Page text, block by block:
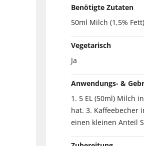
Benötigte Zutaten
50ml Milch (1,5%
Vegetarisch
Ja
Anwendungs- &
1. 5 EL (50ml) Milch
hat. 3. Kaffeebecher
einen kleinen Anteil